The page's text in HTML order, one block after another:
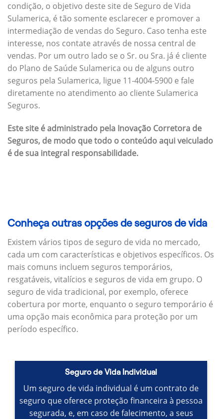
condição, o objetivo deste site de Seguro de Vida
Sulamerica, é tão somente esclarecer e promover a
intermediação de vendas do Seguro. Caso tenha este
interesse, nos contate através de nossa central de
vendas. Por um outro lado se o Sr. ou Sra. já é cliente
do Plano de Saúde Sulamerica ou de alguns outro
seguros pela Sulamerica, ligue 11-4004-5900 e fale
diretamente no atendimento ao cliente Sulamerica
Seguros.
Este site é administrado pela Inovação Corretora de
Seguros, de modo que todo o conteúdo aqui veiculado
é de sua integral responsabilidade.
Conheça outras opções de seguros de vida
Existem vários tipos de seguro de vida no mercado,
cada um com características e objetivos específicos. Os
mais comuns incluem seguros temporários,
resgatáveis, vitalícios e seguros de vida em grupo. O
seguro de vida tradicional, por exemplo, oferece
cobertura por morte, enquanto o seguro temporário é
uma opção mais econômica para proteção por um
período específico.
Seguro de Vida Individual
Um seguro de vida individual é um contrato de
seguro que oferece proteção financeira à pessoa
segurada, e, em caso de falecimento, a seus